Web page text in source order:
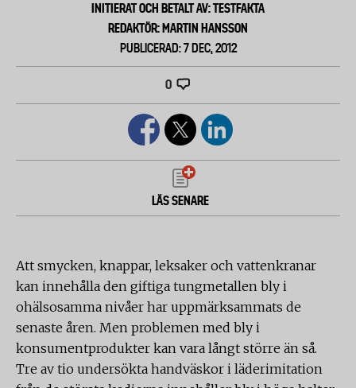
INITIERAT OCH BETALT AV: TESTFAKTA
REDAKTÖR: MARTIN HANSSON
PUBLICERAD: 7 DEC, 2012
0
LÄS SENARE
Att smycken, knappar, leksaker och vattenkranar
kan innehålla den giftiga tungmetallen bly i
ohälsosamma nivåer har uppmärksammats de
senaste åren. Men problemen med bly i
konsumentprodukter kan vara långt större än så.
Tre av tio undersökta handväskor i läderimitation